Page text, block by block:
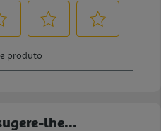
lhe...